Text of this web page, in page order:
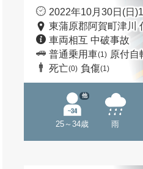
2022年10月30日(日
東蒲原郡阿賀町津川
車両相互 中破事故
普通乗用車(1) 原付自
死亡(0) 負傷(1)
25～34歳
他
雨